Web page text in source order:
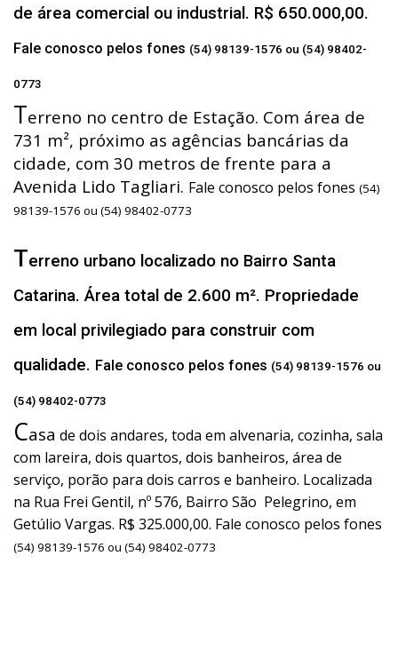
de área comercial ou industrial. R$ 650.000,00.
Fale conosco pelos fones (54) 98139-1576 ou (54) 98402-
0773
Terreno no centro de Estação. Com área de
731 m², próximo as agências bancárias da
cidade, com 30 metros de frente para a
Avenida Lido Tagliari. Fale conosco pelos fones (54)
98139-1576 ou (54) 98402-0773
Terreno urbano localizado no Bairro Santa
Catarina. Área total de 2.600 m². Propriedade
em local privilegiado para construir com
qualidade. Fale conosco pelos fones (54) 98139-1576 ou
(54) 98402-0773
Casa de dois andares, toda em alvenaria, cozinha, sala
com lareira, dois quartos, dois banheiros, área de
serviço, porão para dois carros e banheiro. Localizada
na Rua Frei Gentil, nº 576, Bairro São Pelegrino, em
Getúlio Vargas. R$ 325.000,00. Fale conosco pelos fones
(54) 98139-1576 ou (54) 98402-0773